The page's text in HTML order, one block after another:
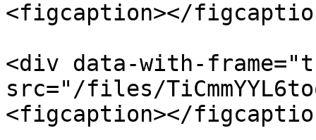
<figcaption></
<div data-with-
src="/files/
<figcaption></